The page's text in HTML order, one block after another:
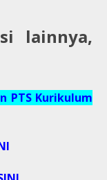
lainnya,
PTS Kurikulum